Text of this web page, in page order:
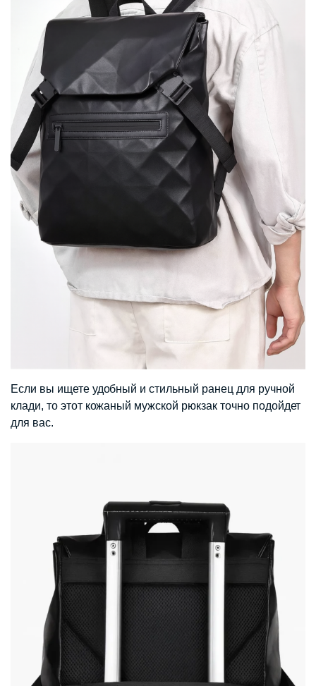
Если вы ищете удобный и стильный ранец для ручной
клади, то этот кожаный мужской рюкзак точно подойдет
для вас.